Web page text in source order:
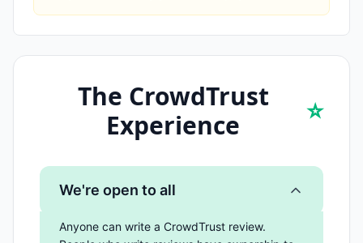
The CrowdTrust
Experience
⭐
We're open to all
Anyone can write a CrowdTrust review.